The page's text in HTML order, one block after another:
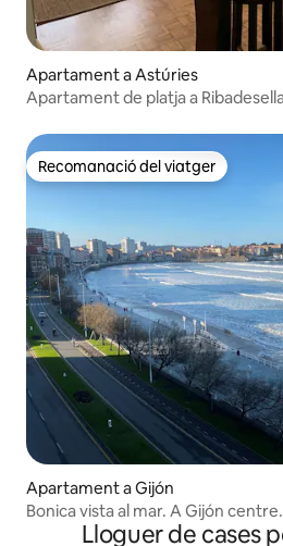
Apartament a Astúries
Apartament de platja a
Recomanació del viatger
Recomanació del viatger
Apartament a Gijón
Bonica vista al mar. A Gijón
Lloguer de cases